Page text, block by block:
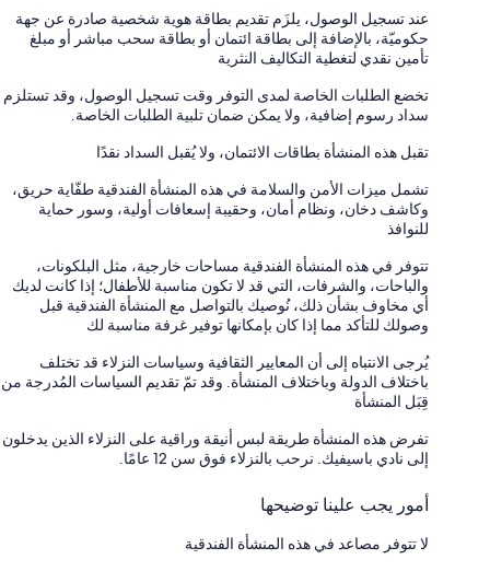
عند تسجيل الوصول، يلزَم تقديم بطاقة هوية شخصية صادرة عن جهة
حكوميّة، بالإضافة إلى بطاقة ائتمان أو بطاقة سحب مباشر أو مبلغ
تأمين نقدي لتغطية التكاليف النثرية
تخضع الطلبات الخاصة لمدى التوفر وقت تسجيل الوصول، وقد تستلزم
سداد رسوم إضافية، ولا يمكن ضمان تلبية الطلبات الخاصة.
تقبل هذه المنشأة بطاقات الائتمان، ولا يُقبل السداد نقدًا
تشمل ميزات الأمن والسلامة في هذه المنشأة الفندقية طفّاية حريق،
وكاشف دخان، ونظام أمان، وحقيبة إسعافات أولية، وسور حماية
للنوافذ
تتوفر في هذه المنشأة الفندقية مساحات خارجية، مثل البلكونات،
والباحات، والشرفات، التي قد لا تكون مناسبة للأطفال؛ إذا كانت لديك
أي مخاوف بشأن ذلك، نُوصيك بالتواصل مع المنشأة الفندقية قبل
وصولك للتأكد مما إذا كان بإمكانها توفير غرفة مناسبة لك
يُرجى الانتباه إلى أن المعايير الثقافية وسياسات النزلاء قد تختلف
باختلاف الدولة وباختلاف المنشأة. وقد تمّ تقديم السياسات المُدرجة من
قِبَل المنشأة
تفرض هذه المنشأة طريقة لبس أنيقة وراقية على النزلاء الذين يدخلون
إلى نادي باسيفيك. نرحب بالنزلاء فوق سن 12 عامًا.
أمور يجب علينا توضيحها
لا تتوفر مصاعد في هذه المنشأة الفندقية